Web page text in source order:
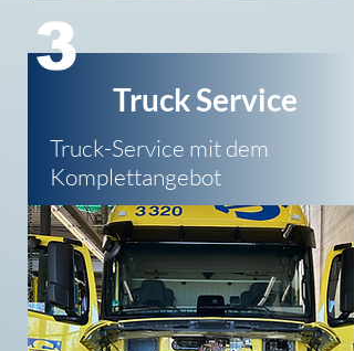
Truck Service
Truck-Service mit dem
Komplettangebot
3